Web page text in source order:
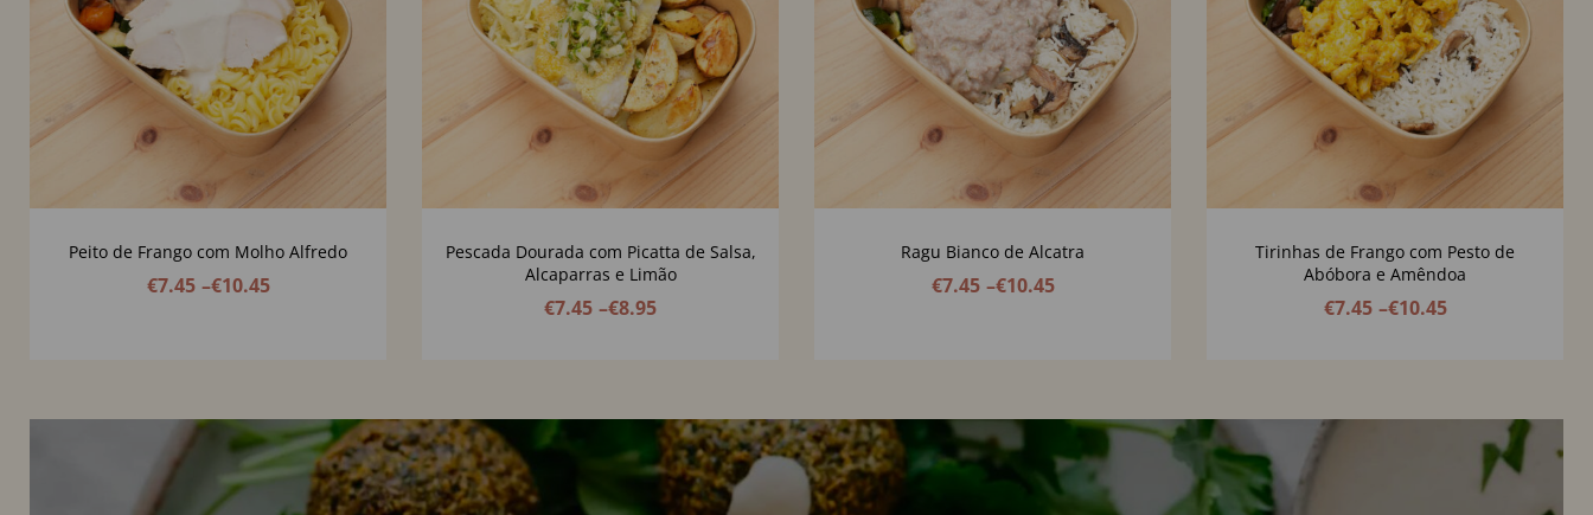
Peito de Frango com Molho Alfredo
€7.45 –€10.45
Pescada Dourada com Picatta de Salsa,
Alcaparras e Limão
€7.45 –€8.95
Ragu Bianco de Alcatra
€7.45 –€10.45
Tirinhas de Frango com Pesto de
Abóbora e Amêndoa
€7.45 –€10.45